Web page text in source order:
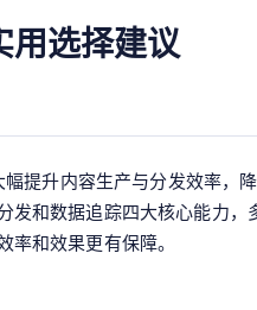
用选择建议
提升内容生产与分发效率，
发和数据追踪四大核心能力，
和效果更有保障。